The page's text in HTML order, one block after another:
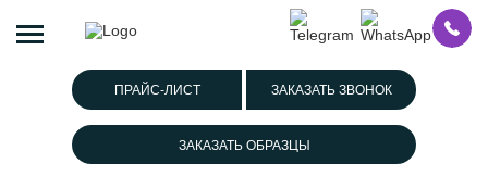
ПРАЙС-ЛИСТ ЗАКАЗАТЬ ЗВОНОК
ЗАКАЗАТЬ ОБРАЗЦЫ